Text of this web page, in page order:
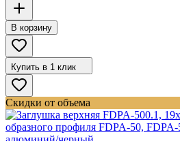
В корзину
Купить в 1 клик
Скидки от объема